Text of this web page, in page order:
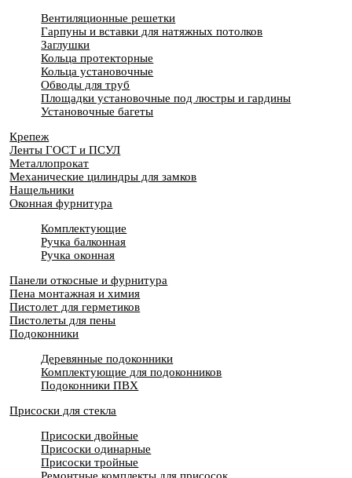
Вентиляционные решетки
Гарпуны и вставки для натяжных потолков
Заглушки
Кольца протекторные
Кольца установочные
Обводы для труб
Площадки установочные под люстры и гардины
Установочные багеты
Крепеж
Ленты ГОСТ и ПСУЛ
Металлопрокат
Механические цилиндры для замков
Нащельники
Оконная фурнитура
Комплектующие
Ручка балконная
Ручка оконная
Панели откосные и фурнитура
Пена монтажная и химия
Пистолет для герметиков
Пистолеты для пены
Подоконники
Деревянные подоконники
Комплектующие для подоконников
Подоконники ПВХ
Присоски для стекла
Присоски двойные
Присоски одинарные
Присоски тройные
Ремонтные комплекты для присосок